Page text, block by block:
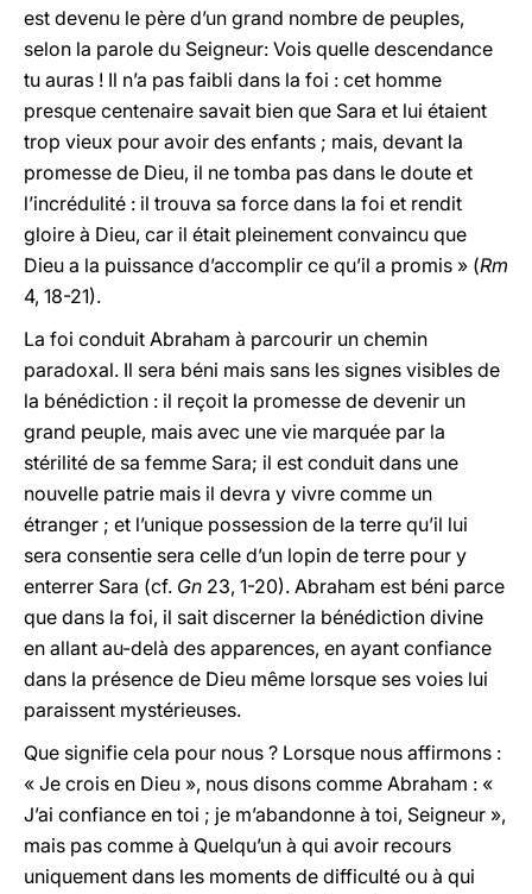
est devenu le père d’un grand nombre de peuples,
selon la parole du Seigneur: Vois quelle descendance
tu auras ! Il n’a pas faibli dans la foi : cet homme
presque centenaire savait bien que Sara et lui étaient
trop vieux pour avoir des enfants ; mais, devant la
promesse de Dieu, il ne tomba pas dans le doute et
l’incrédulité : il trouva sa force dans la foi et rendit
gloire à Dieu, car il était pleinement convaincu que
Dieu a la puissance d’accomplir ce qu’il a promis » (Rm
4, 18-21).
La foi conduit Abraham à parcourir un chemin
paradoxal. Il sera béni mais sans les signes visibles de
la bénédiction : il reçoit la promesse de devenir un
grand peuple, mais avec une vie marquée par la
stérilité de sa femme Sara; il est conduit dans une
nouvelle patrie mais il devra y vivre comme un
étranger ; et l’unique possession de la terre qu’il lui
sera consentie sera celle d’un lopin de terre pour y
enterrer Sara (cf. Gn 23, 1-20). Abraham est béni parce
que dans la foi, il sait discerner la bénédiction divine
en allant au-delà des apparences, en ayant confiance
dans la présence de Dieu même lorsque ses voies lui
paraissent mystérieuses.
Que signifie cela pour nous ? Lorsque nous affirmons :
« Je crois en Dieu », nous disons comme Abraham : «
J’ai confiance en toi ; je m’abandonne à toi, Seigneur »,
mais pas comme à Quelqu’un à qui avoir recours
uniquement dans les moments de difficulté ou à qui